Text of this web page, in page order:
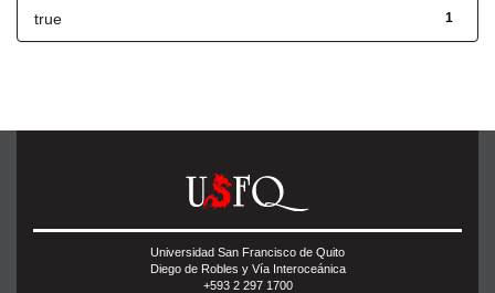
1
true
Universidad San Francisco de Quito
Diego de Robles y Vía Interoceánica
+593 2 297 1700